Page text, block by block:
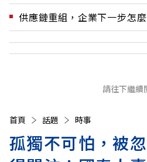
供應鏈重組，企業下一步怎
請往下繼續
首頁 話題 時事
孤獨不可怕，被